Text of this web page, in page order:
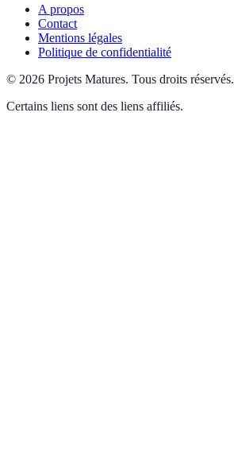
A propos
Contact
Mentions légales
Politique de confidentialité
© 2026 Projets Matures. Tous droits réservés.
Certains liens sont des liens affiliés.